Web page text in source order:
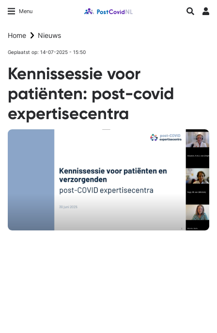
gaan
Menu Longfonds homepageZoeken
Home Nieuws
Geplaatst op: 14-07-2025 - 15:50
Kennissessie voor
patiënten: post-covid
expertisecentra